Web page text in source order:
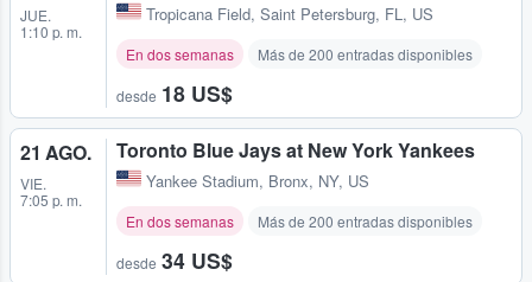
JUE.
1:10 p. m.
Tropicana Field, Saint Petersburg, FL, US
En dos semanas Más de 200 entradas disponibles
desde 18 US$
21 AGO.
VIE.
7:05 p. m.
Toronto Blue Jays at New York Yankees
Yankee Stadium, Bronx, NY, US
En dos semanas Más de 200 entradas disponibles
desde 34 US$